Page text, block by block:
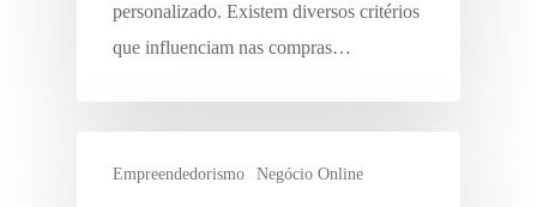
personalizado. Existem diversos critérios
que influenciam nas compras…
Empreendedorismo Negócio Online